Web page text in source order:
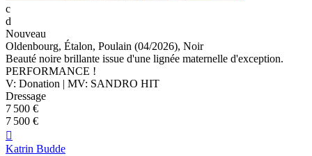
c
d
Nouveau
Oldenbourg, Étalon, Poulain (04/2026), Noir
Beauté noire brillante issue d'une lignée maternelle d'exception.
PERFORMANCE !
V: Donation | MV: SANDRO HIT
Dressage
7 500 €
7 500 €

Katrin Budde